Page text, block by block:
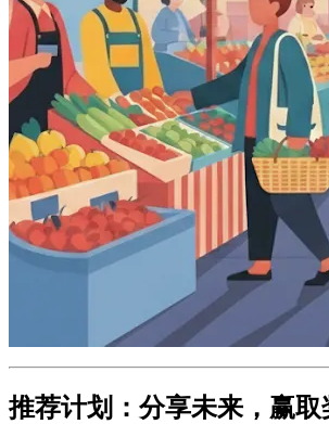
为了庆祝Spell自托管账户上线，我们特
加入「早鸟计划」，永久享
现在，前 100 名注册并激活自托管账户的
以下尊贵权益：
每月50张卡片：轻松管理你的收款地
每月3000个订单：满足中等企业交
1.5倍推广积分：加速你的推广奖励
1.5倍交易积分：每一次交易都为你
永久免费，无需任何隐藏费用！这是我们
推荐计划：分享未来，赢取